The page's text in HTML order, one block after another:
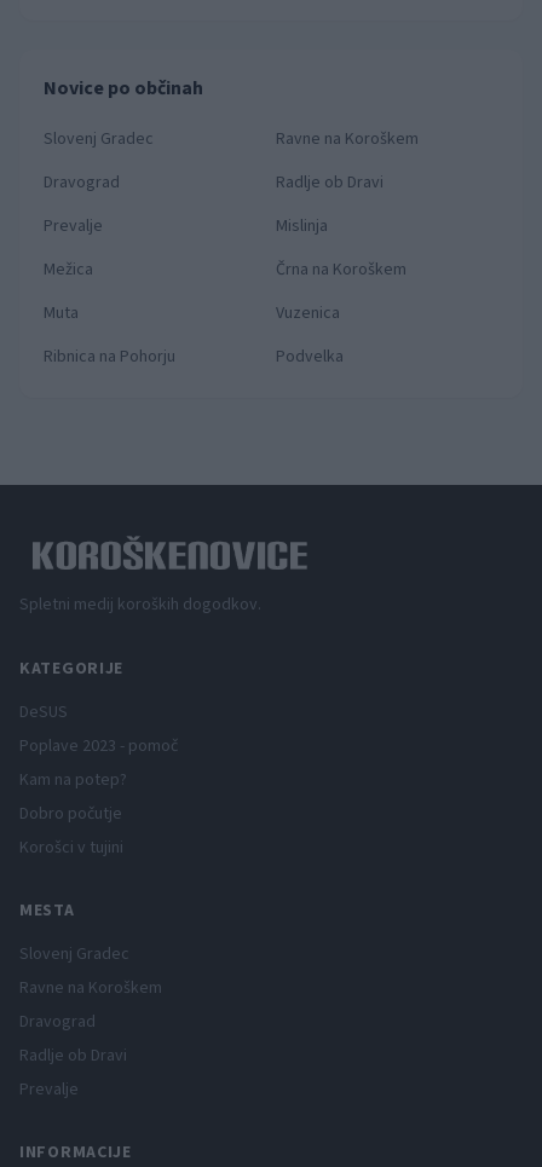
Novice po občinah
Slovenj Gradec
Ravne na Koroškem
Dravograd
Radlje ob Dravi
Prevalje
Mislinja
Mežica
Črna na Koroškem
Muta
Vuzenica
Ribnica na Pohorju
Podvelka
Spletni medij koroških dogodkov.
KATEGORIJE
DeSUS
Poplave 2023 - pomoč
Kam na potep?
Dobro počutje
Korošci v tujini
MESTA
Slovenj Gradec
Ravne na Koroškem
Dravograd
Radlje ob Dravi
Prevalje
INFORMACIJE